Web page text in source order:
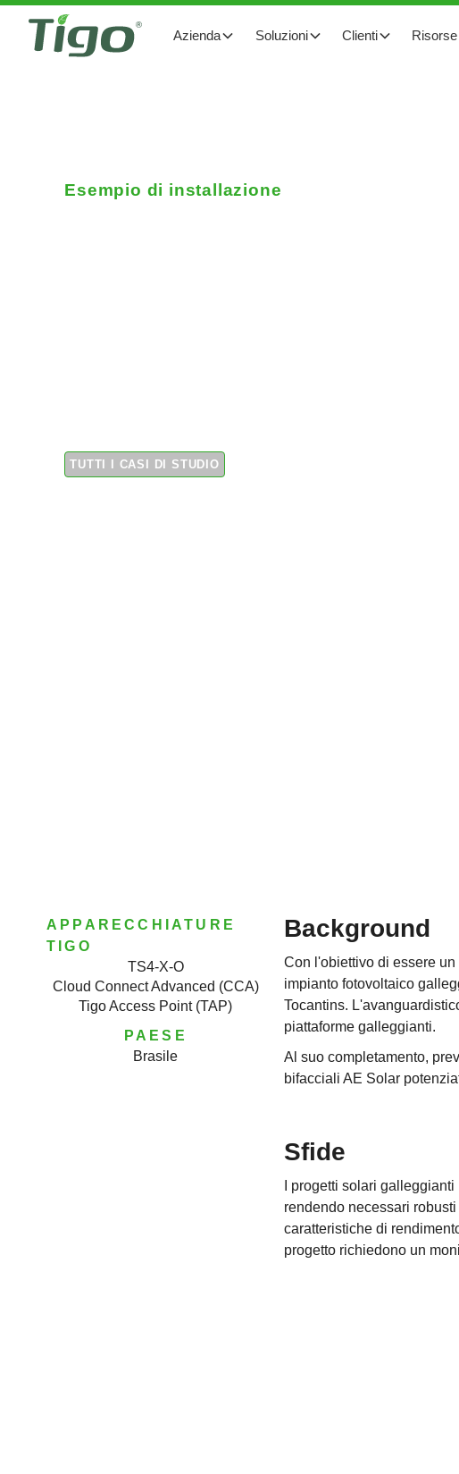
Azienda Soluzioni Clienti Risorse
Esempio di installazione
TUTTI I CASI DI STUDIO
APPARECCHIATURE
TIGO
TS4-X-O
Cloud Connect Advanced (CCA)
Tigo Access Point (TAP)
PAESE
Brasile
Background
Con l'obiettivo di essere
impianto fotovoltaico
Tocantins.
piattaforme galleggianti.
Al suo completamento,
bifacciali AE Solar
Sfide
I progetti solari
rendendo necessari
caratteristiche di
progetto richiedono un